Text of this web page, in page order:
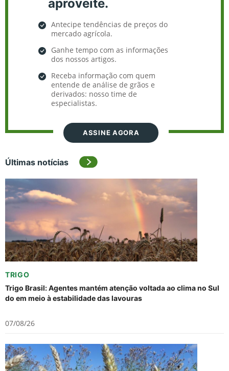
aproveite.
Antecipe tendências de preços do
mercado agrícola.
Ganhe tempo com as informações
dos nossos artigos.
Receba informação com quem
entende de análise de grãos e
derivados: nosso time de
especialistas.
ASSINE AGORA
Últimas notícias
TRIGO
Trigo Brasil: Agentes mantém atenção voltada ao clima no Sul
do em meio à estabilidade das lavouras
07/08/26